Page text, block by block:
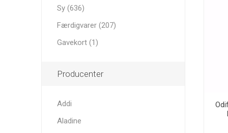
Sy (636)
Færdigvarer (207)
Gavekort (1)
Producenter
Addi
Aladine